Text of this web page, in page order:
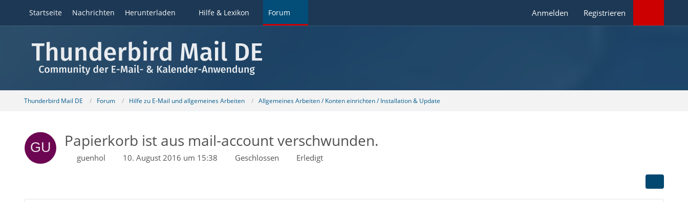
Startseite Nachrichten Herunterladen Hilfe & Lexikon Forum Anmelden Registrieren
Thunderbird Mail DE Forum Hilfe zu E-Mail und allgemeines Arbeiten Allgemeines Arbeiten / Konten einrichten / Installation & Update
Papierkorb ist aus mail-account verschwunden.
guenhol 10. August 2016 um 15:38 Geschlossen Erledigt